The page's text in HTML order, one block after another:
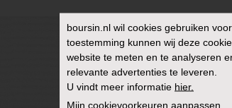
boursin.nl wil cookies gebruiken
toestemming kunnen wij deze
website te meten en te analyseren
relevante advertenties te leveren.
U vindt meer informatie hier.
Mijn cookievoorkeuren aanpassen